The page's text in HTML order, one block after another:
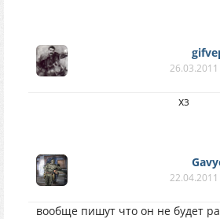
хз
вообще пишут что он не будет